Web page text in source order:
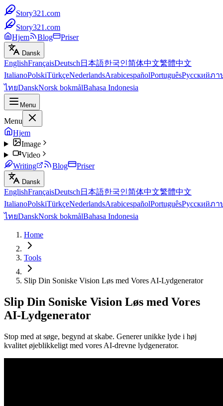
Story321.com
Story321.com
Hjem
Blog Priser
Dansk
EnglishFrançaisDeutsch 日本語한국인简体中文繁體中文
ItalianoPolskiTürkçeNederlandsArabicespañolPortuguêsРусскийภา
ไทยDanskNorsk bokmålBahasa Indonesia
Menu
Menu
Hjem
Image
Video
Writing
Blog Priser
Dansk
EnglishFrançaisDeutsch 日本語한국인简体中文繁體中文
ItalianoPolskiTürkçeNederlandsArabicespañolPortuguêsРусскийภา
ไทยDanskNorsk bokmålBahasa Indonesia
Home
Tools
Slip Din Soniske Vision Løs med Vores AI-Lydgenerator
Slip Din Soniske Vision Løs med Vores
AI-Lydgenerator
Stop med at søge, begynd at skabe. Generer unikke lyde i høj
kvalitet øjeblikkeligt med vores AI-drevne lydgenerator.